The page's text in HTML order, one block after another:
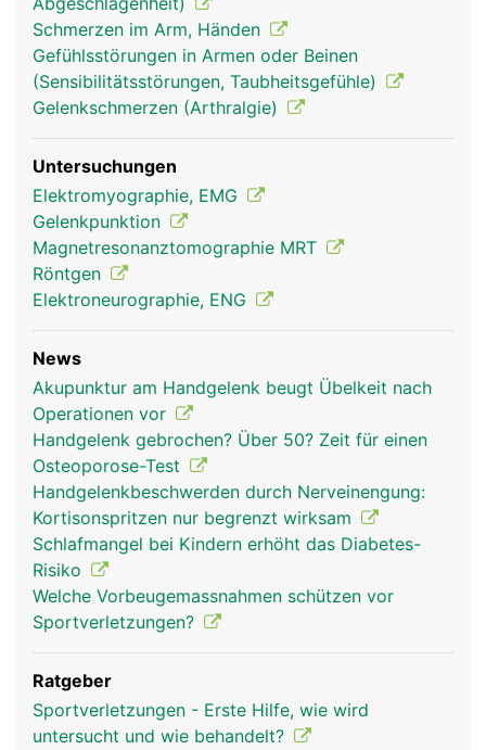
Schmerzen im Arm, Händen
Gefühlsstörungen in Armen oder Beinen
(Sensibilitätsstörungen, Taubheitsgefühle)
Gelenkschmerzen (Arthralgie)
Untersuchungen
Elektromyographie, EMG
Gelenkpunktion
Magnetresonanztomographie MRT
Röntgen
Elektroneurographie, ENG
News
Akupunktur am Handgelenk beugt Übelkeit nach
Operationen vor
Handgelenk gebrochen? Über 50? Zeit für einen
Osteoporose-Test
Handgelenkbeschwerden durch Nerveinengung:
Kortisonspritzen nur begrenzt wirksam
Schlafmangel bei Kindern erhöht das Diabetes-
Risiko
Welche Vorbeugemassnahmen schützen vor
Sportverletzungen?
Ratgeber
Sportverletzungen - Erste Hilfe, wie wird
untersucht und wie behandelt?